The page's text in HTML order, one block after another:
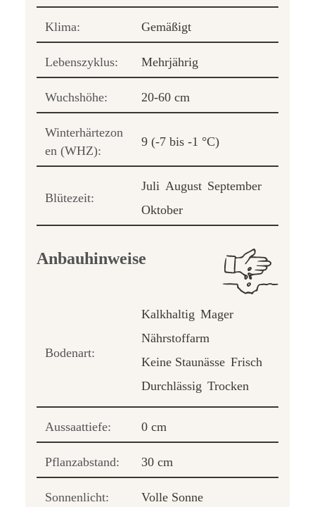
Klima: Gemäßigt
Lebenszyklus: Mehrjährig
Wuchshöhe: 20-60 cm
Winterhärtezon
en (WHZ):
9 (-7 bis -1 °C)
Blütezeit:
Juli August September
Oktober
Anbauhinweise
Bodenart:
Kalkhaltig Mager
Nährstoffarm
Keine Staunässe Frisch
Durchlässig Trocken
Aussaattiefe: 0 cm
Pflanzabstand: 30 cm
Sonnenlicht: Volle Sonne